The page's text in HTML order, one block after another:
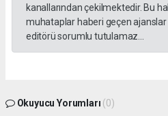
kanallarından çekilmektedir. Bu
muhataplar haberi geçen
editörü sorumlu tutulamaz...
Okuyucu Yorumları (0)